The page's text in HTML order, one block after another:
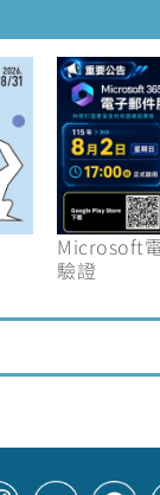
Microsoft
驗證